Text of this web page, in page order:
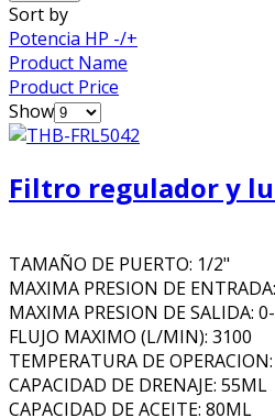
Sort by
Potencia HP -/+
Product Name
Product Price
Show
Filtro regulador y
TAMAÑO DE PUERTO: 1/2"
MAXIMA PRESION DE
MAXIMA PRESION DE SALIDA:
FLUJO MAXIMO (L/MIN): 3100
TEMPERATURA DE
CAPACIDAD DE DRENAJE: 55ML
CAPACIDAD DE ACEITE: 80ML